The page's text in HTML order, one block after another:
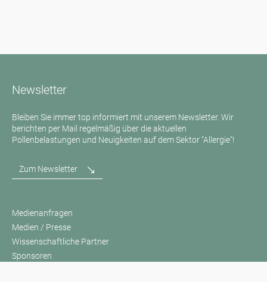
Newsletter
Bleiben Sie immer top informiert mit unserem Newsletter. Wir
berichten per Mail regelmäßig über die aktuellen
Pollenbelastungen und Neuigkeiten auf dem Sektor "Allergie"!
Zum Newsletter
Medienanfragen
Medien / Presse
Wissenschaftliche Partner
Sponsoren